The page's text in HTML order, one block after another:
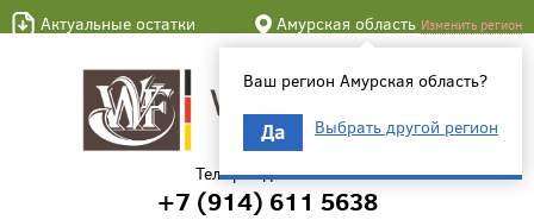
Актуальные остатки Амурская область Изменить регион
Ваш регион Амурская область?
Да Выбрать другой регион
Телефон для связи
+7 (914) 611 5638